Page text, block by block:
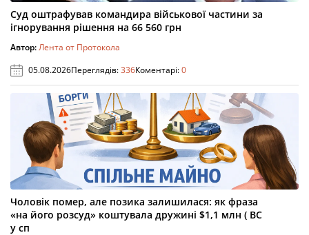
Суд оштрафував командира військової частини за
ігнорування рішення на 66 560 грн
Автор:Лента от Протокола
05.08.2026Переглядів:336Коментарі:0
Чоловік помер, але позика залишилася: як фраза
«на його розсуд» коштувала дружині $1,1 млн ( ВС
у сп